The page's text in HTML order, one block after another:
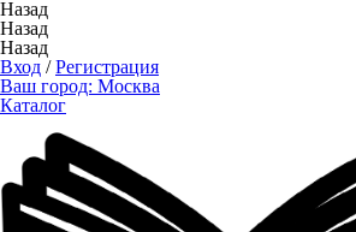
Назад
Назад
Назад
Вход /Регистрация
Ваш город: Москва
Каталог